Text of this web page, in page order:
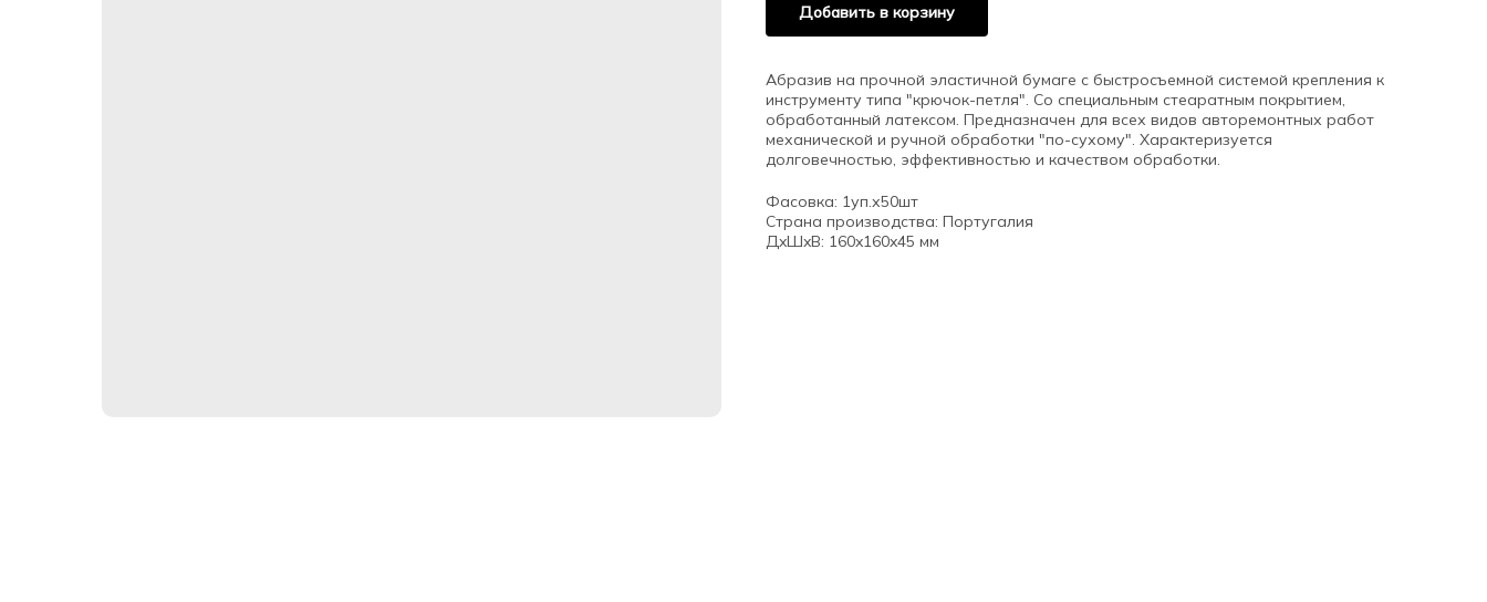
Добавить в корзину
Абразив на прочной эластичной бумаге с быстросъемной системой крепления к
инструменту типа "крючок-петля". Со специальным стеаратным покрытием,
обработанный латексом. Предназначен для всех видов авторемонтных работ
механической и ручной обработки "по-сухому". Характеризуется
долговечностью, эффективностью и качеством обработки.
Фасовка: 1уп.х50шт
Страна производства: Португалия
ДxШxВ: 160x160x45 мм